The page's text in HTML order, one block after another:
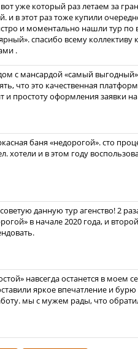
уже который раз летаем за
и в этот раз тоже купили
и моментально нашли тур
спасибо всему
.
с мансардой «самый
что это качественная
и простоту оформления заявки
баня «недорогой». сто
хотели и в этом году
данную тур агенство! 2
в начале 2020 года, и
навсегда останется в
яркое впечатление и
мы с мужем рады, что